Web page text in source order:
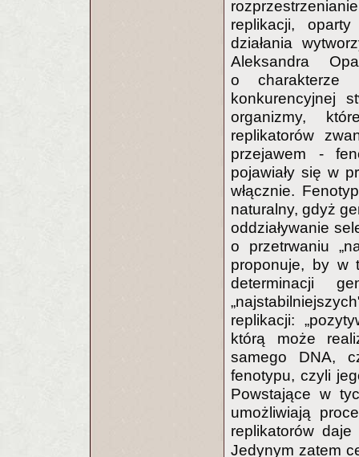
replikacji,
działania
Aleksandra
o charakterze
konkurencyjnej
organizmy,
replikatorów
przejawem -
pojawiały się w
włącznie.
naturalny, gdyż
oddziaływanie
o przetrwaniu
proponuje, by w
determinacji
replikacji:
którą może
samego DNA,
fenotypu, czyli
Powstające w
umożliwiają
replikatorów
Jedynym zatem